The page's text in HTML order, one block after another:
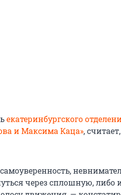
екатеринбургского
и Максима Каца»,
через сплошную, либо